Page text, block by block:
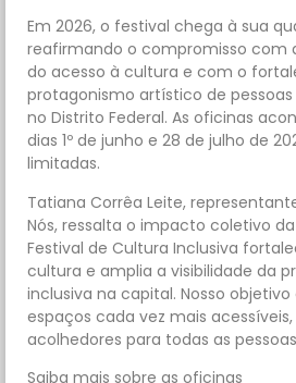
Em 2026, o festival chega à sua
reafirmando o compromisso com
do acesso à cultura e com o
protagonismo artístico de
no Distrito Federal. As oficinas
dias 1º de junho e 28 de julho de
limitadas.
Tatiana Corrêa Leite,
Nós, ressalta o impacto coletivo da
Festival de Cultura Inclusiva
cultura e amplia a visibilidade da
inclusiva na capital. Nosso
espaços cada vez mais
acolhedores para todas as
Saiba mais sobre as oficinas